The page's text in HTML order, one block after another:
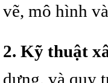
vẽ, mô hình
2. Kỹ thuật
dựng, và quy